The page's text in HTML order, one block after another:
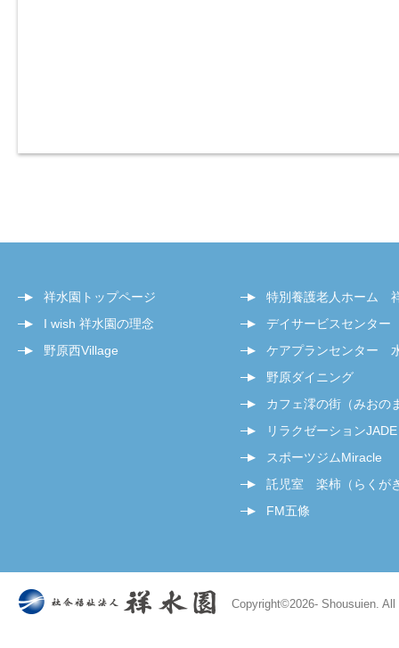
祥水園トップページ
I wish 祥水園の理念
野原西Village
特別養護老人ホーム
デイサービスセンタ
ケアプランセンター
野原ダイニング
カフェ澪の街（みおの
リラクゼーションJADE
スポーツジムMiracle
託児室 楽柿（らくが
FM五條
Copyright©2026- Shousuien.